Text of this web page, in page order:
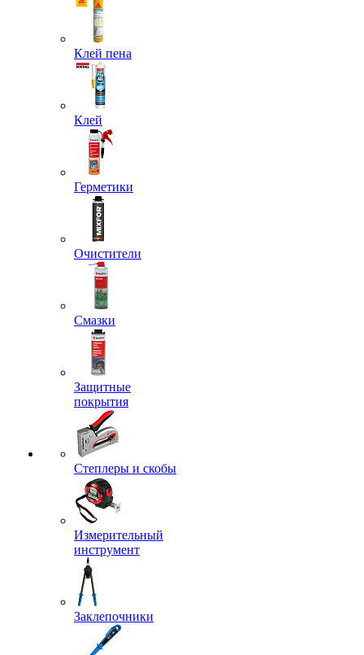
Клей пена
Клей
Герметики
Очистители
Смазки
Защитные
покрытия
Степлеры и скобы
Измерительный
инструмент
Заклепочники